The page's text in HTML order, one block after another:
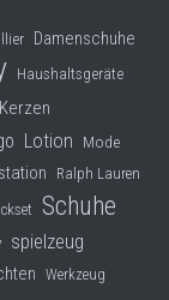
Damenschuhe
Haushaltsgeräte
Kerzen
Lotion Mode
Ralph Lauren
Schuhe
spielzeug
Werkzeug